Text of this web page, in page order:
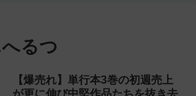
るつ
【爆売れ】単行本3巻の初週売上